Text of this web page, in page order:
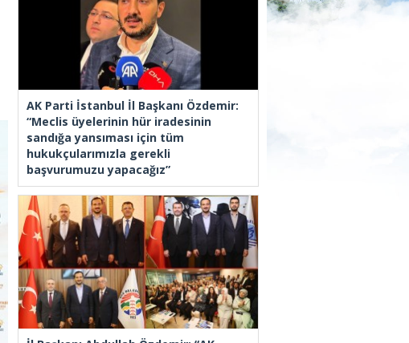
AK Parti İstanbul İl Başkanı Özdemir:
“Meclis üyelerinin hür iradesinin
sandığa yansıması için tüm
hukukçularımızla gerekli
başvurumuzu yapacağız”